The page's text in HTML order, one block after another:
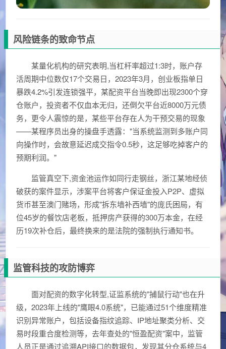
风险链条的致命节点
某量化机构的研究表明,当杠杆率超过1:3时，账户存
活周期中位数仅17个交易日，2023年3月，创业板指单日
暴跌4.2%引发连锁强平，某配资平台当晚即出现2300个穿
仓账户，投资者不仅血本无归，还倒欠平台近8000万元债
务，更令人震惊的是，某些平台存在人为干预交易的现象
——某程序员出身的操盘手透露："当系统监测到多账户同
向操作时，会故意延迟成交指令0.5秒，这足够吃掉客户的
预期利润。"
监管真空下,资金池运作如同行走钢丝，浙江某地经侦
破获的案件显示，涉案平台将客户保证金投入P2P、虚拟
货币甚至澳门赌场，形成"拆东墙补西墙"的庞氏困局，有
位45岁的餐饮店老板，抵押房产获得的300万本金，在经
历19次补仓后，最终换来的是法院的强制执行通知书。
监管科技的攻防博弈
面对配资的数字化转型,证监系统的"捕鼠行动"也在升
级，2023年上线的"鹰眼4.0系统"，已能通过51个维度精准
识别异常账户，包括设备指纹追踪、IP地址聚类分析、交
易时段重合度检测等，去年查处的"恒盈配资"案中，监管
人员正是通过追溯API接口的数据包，发现其分仓系统与4